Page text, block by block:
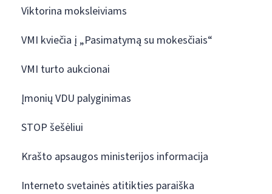
Viktorina moksleiviams
VMI kviečia į „Pasimatymą su mokesčiais“
VMI turto aukcionai
Įmonių VDU palyginimas
STOP šešėliui
Krašto apsaugos ministerijos informacija
Interneto svetainės atitikties paraiška